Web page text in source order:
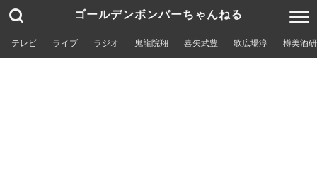
ゴールデンボンバーちゃんねる
テレビ ライブ ラジオ 鬼龍院翔 喜矢武豊 歌広場淳 樽美酒